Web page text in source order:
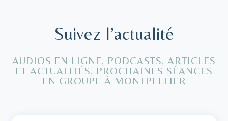
Suivez l’actualité
AUDIOS EN LIGNE, PODCASTS, ARTICLES
ET ACTUALITÉS, PROCHAINES SÉANCES
EN GROUPE À MONTPELLIER